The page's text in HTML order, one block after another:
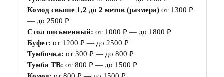
Комод свыше 1,2 до 2 метов (размера) от 1300 ₽
— до 2500 ₽
Стол письменный: от 1000 ₽ — до 1800 ₽
Буфет: от 1200 ₽ — до 2500 ₽
Тумбочка: от 300 ₽ — до 800 ₽
Тумба ТВ: от 800 ₽ — до 1500 ₽
Комод: от 800 ₽ — до 1500 ₽